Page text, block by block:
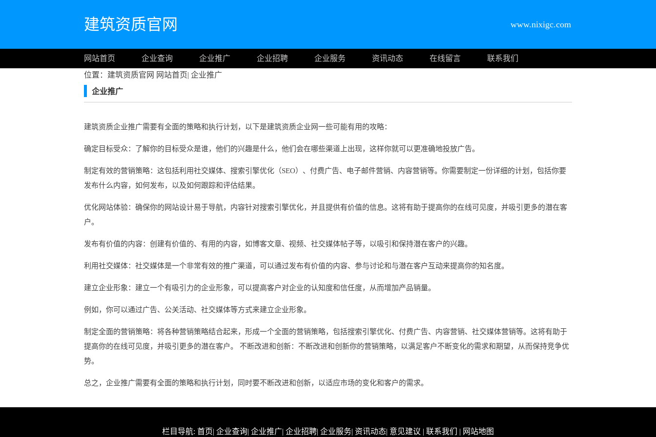
建筑资质官网 www.nixigc.com
网站首页 企业查询 企业推广 企业招聘 企业服务 资讯动态 在线留言
联系我们
位置：建筑资质官网 网站首页| 企业推广
企业推广
建筑资质企业推广需要有全面的策略和执行计划，以下是建筑资质企业网一些可能有用的攻略：
确定目标受众：了解你的目标受众是谁，他们的兴趣是什么，他们会在哪些渠道上出现，这样你就可以更准确地投放广告。
制定有效的营销策略：这包括利用社交媒体、搜索引擎优化（SEO）、付费广告、电子邮件营销、内容营销等。你需要制定一份详细的计划，包括你要
发布什么内容，如何发布，以及如何跟踪和评估结果。
优化网站体验：确保你的网站设计易于导航，内容针对搜索引擎优化，并且提供有价值的信息。这将有助于提高你的在线可见度，并吸引更多的潜在客
户。
发布有价值的内容：创建有价值的、有用的内容，如博客文章、视频、社交媒体帖子等，以吸引和保持潜在客户的兴趣。
利用社交媒体：社交媒体是一个非常有效的推广渠道，可以通过发布有价值的内容、参与讨论和与潜在客户互动来提高你的知名度。
建立企业形象：建立一个有吸引力的企业形象，可以提高客户对企业的认知度和信任度，从而增加产品销量。
例如，你可以通过广告、公关活动、社交媒体等方式来建立企业形象。
制定全面的营销策略：将各种营销策略结合起来，形成一个全面的营销策略，包括搜索引擎优化、付费广告、内容营销、社交媒体营销等。这将有助于
提高你的在线可见度，并吸引更多的潜在客户。 不断改进和创新：不断改进和创新你的营销策略，以满足客户不断变化的需求和期望，从而保持竞争优
势。
总之，企业推广需要有全面的策略和执行计划，同时要不断改进和创新，以适应市场的变化和客户的需求。
栏目导航: 首页| 企业查询| 企业推广| 企业招聘| 企业服务| 资讯动态| 意见建议 | 联系我们 | 网站地图